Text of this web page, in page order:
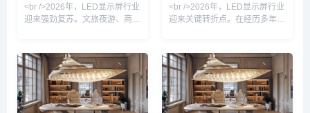
分化加剧，行业整体呈现出“总
量
<br />2026年，LED显示屏行业
迎来强劲复苏。文旅夜游、商业
重获生机。据行业观察，上半年
主流厂商订单量普遍回升，尤其
是小间距LED在会议室、控制室
等专业显示领域的渗透率进一步
提升。与此同时，海外市场成为
<br />2026年，LED显示屏行业
迎来关键转折点。在经历多年同
LED（微发光二极管）显示技术
从实验室走向量产线，成为今年
最耀眼的技术路线。与传统的
LCD和OLED不同，Micro LED
将LED芯片微缩至微米级，实现